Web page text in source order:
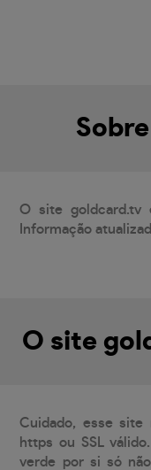
O site goldcard.tv
Informação
O site
Cuidado, esse site
https ou SSL
verde por si só